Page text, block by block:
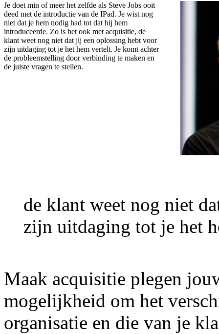
Je doet min of meer het zelfde als Steve Jobs ooit
deed met de introductie van de IPad. Je wist nog
niet dat je hem nodig had tot dat hij hem
introduceerde. Zo is het ook met acquisitie, de
klant weet nog niet dat jij een oplossing hebt voor
zijn uitdaging tot je het hem vertelt. Je komt achter
de probleemstelling door verbinding te maken en
de juiste vragen te stellen.
de klant weet nog niet
zijn uitdaging tot je het
Maak acquisitie plegen
mogelijkheid om het
organisatie en die van je